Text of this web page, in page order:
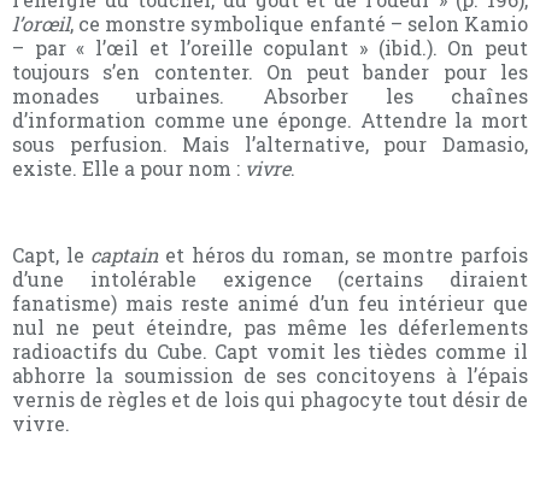
l’orœil, ce monstre symbolique enfanté – selon Kamio
– par« l’œil et l’oreille copulant »(ibid.). On peut
toujours s’en contenter. On peut bander pour les
monades urbaines. Absorber les chaînes
d’information comme une éponge. Attendre la mort
sous perfusion. Mais l’alternative, pour Damasio,
existe. Elle a pour nom : vivre.
Capt, le captainet héros du roman, se montre parfois
d’une intolérable exigence (certains diraient
fanatisme) mais reste animé d’un feu intérieur que
nul ne peut éteindre, pas même les déferlements
radioactifs du Cube. Capt vomit les tièdes comme il
abhorre la soumission de ses concitoyens à l’épais
vernis de règles et de lois qui phagocyte tout désir de
vivre.